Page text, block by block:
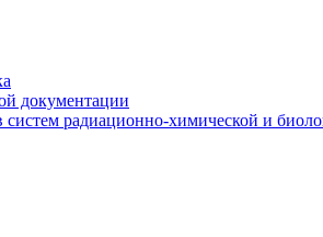
документации
систем радиационно-химической и